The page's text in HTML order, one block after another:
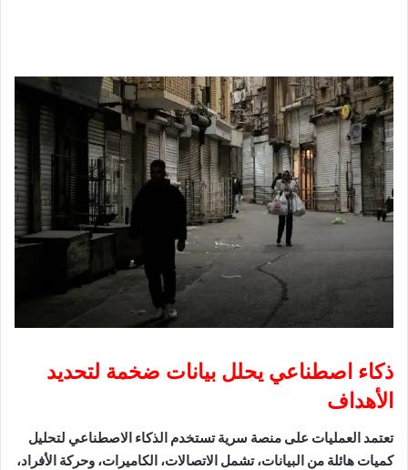
ذكاء اصطناعي يحلل بيانات ضخمة لتحديد
الأهداف
تعتمد العمليات على منصة سرية تستخدم الذكاء الاصطناعي لتحليل
كميات هائلة من البيانات، تشمل الاتصالات، الكاميرات، وحركة الأفراد،